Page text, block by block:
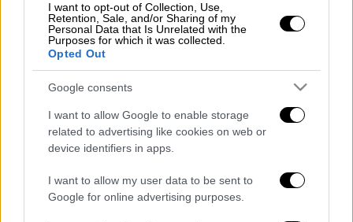
I want to opt-out of Collection, Use,
Retention, Sale, and/or Sharing of my
Personal Data that Is Unrelated with the
Purposes for which it was collected.
Opted Out
Google consents
I want to allow Google to enable storage
related to advertising like cookies on web or
device identifiers in apps.
I want to allow my user data to be sent to
Google for online advertising purposes.
Ο πεζόςτραυματίστηκεελαφρά και
διακομίσθηκεστο νοσοκομείο, με τις
πληροφορίες να αναφέρουν ότι
στην υγεία του.
Τα σχολιά σας δημοσιεύονται άμεσα με δική σας ευθύνη. Το
ΕΘΝΟΣ θα παρεμβαίνει και τα προσβλητικά σχόλια θα